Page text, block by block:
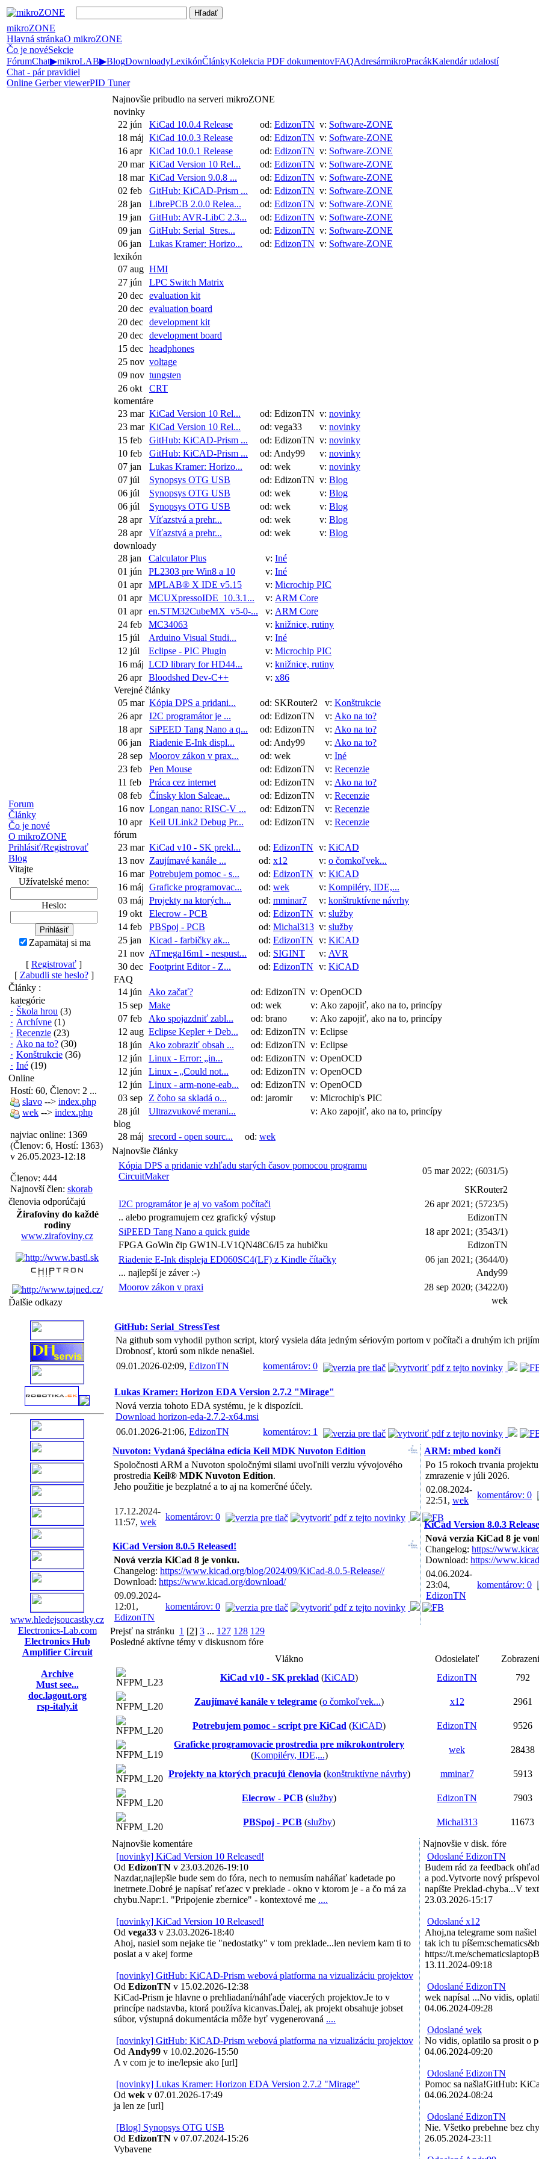
mikroZONE
Hlavná stránkaO mikroZONE
Čo je novéSekcie
FórumChat▶mikroLAB▶BlogDownloadyLexikónČlánkyKolekcia PDF dokumentovFAQAdresármikroPracákKalendár udalostí
Chat - pár pravidiel
Online Gerber viewerPID Tuner
Forum
Články
Čo je nové
O mikroZONE
Prihlásiť/Registrovať
Blog
Vitajte
Užívatelské meno:
Heslo:
Zapamätaj si ma
[ Registrovať ]
[ Zabudli ste heslo?]
Články :
kategórie
· Škola hrou (3)
· Archívne (1)
· Recenzie (23)
· Ako na to? (30)
· Konštrukcie (36)
· Iné (19)
Online
Hostí: 60, Členov: 2 ...
slavo --> index.php
wek --> index.php
najviac online: 1369
(Členov: 6, Hostí: 1363)
v 26.05.2023-12:18
Členov: 444
Najnovší člen: skorab
členovia odporúčajú
Žirafoviny do každé
rodiny
www.zirafoviny.cz
Ďalšie odkazy
www.hledejsoucastky.cz
Electronics-Lab.com
Electronics Hub
Amplifier Circuit
Archive
Must see...
doc.lagout.org
rsp-italy.it
Najnovšie pribudlo na serveri mikroZONE
novinky
22 jún
KiCad 10.0.4 Release od: EdizonTN v: Software-ZONE
18 máj KiCad 10.0.3 Release od: EdizonTN v: Software-ZONE
16 apr
KiCad 10.0.1 Release od: EdizonTN v: Software-ZONE
20 mar KiCad Version 10 Rel... od: EdizonTN v: Software-ZONE
18 mar KiCad Version 9.0.8 ... od: EdizonTN v: Software-ZONE
02 feb
GitHub: KiCAD-Prism ... od: EdizonTN v: Software-ZONE
28 jan
LibrePCB 2.0.0 Relea... od: EdizonTN v: Software-ZONE
19 jan
GitHub: AVR-LibC 2.3... od: EdizonTN v: Software-ZONE
09 jan
GitHub: Serial_Stres... od: EdizonTN v: Software-ZONE
06 jan
Lukas Kramer: Horizo... od: EdizonTN v: Software-ZONE
lexikón
07 aug HMI
27 jún
LPC Switch Matrix
20 dec evaluation kit
20 dec evaluation board
20 dec development kit
20 dec development board
15 dec headphones
25 nov voltage
09 nov tungsten
26 okt
CRT
komentáre
23 mar KiCad Version 10 Rel... od: EdizonTN v: novinky
23 mar KiCad Version 10 Rel... od: vega33 v: novinky
15 feb
GitHub: KiCAD-Prism ... od: EdizonTN v: novinky
10 feb
GitHub: KiCAD-Prism ... od: Andy99 v: novinky
07 jan
Lukas Kramer: Horizo... od: wek v: novinky
07 júl
Synopsys OTG USB od: EdizonTN v: Blog
06 júl
Synopsys OTG USB od: wek v: Blog
06 júl
Synopsys OTG USB od: wek v: Blog
28 apr
Víťazstvá a prehr... od: wek v: Blog
28 apr
Víťazstvá a prehr... od: wek v: Blog
downloady
28 jan
Calculator Plus v: Iné
01 jún
PL2303 pre Win8 a 10 v: Iné
01 apr
MPLAB® X IDE v5.15 v: Microchip PIC
01 apr
MCUXpressoIDE_10.3.1... v: ARM Core
01 apr
en.STM32CubeMX_v5-0-... v: ARM Core
24 feb
MC34063 v: knižnice, rutiny
15 júl
Arduino Visual Studi... v: Iné
12 júl
Eclipse - PIC Plugin v: Microchip PIC
16 máj LCD library for HD44... v: knižnice, rutiny
26 apr
Bloodshed Dev-C++ v: x86
Verejné články
05 mar Kópia DPS a pridani... od: SKRouter2 v: Konštrukcie
26 apr
I2C programátor je ... od: EdizonTN v: Ako na to?
18 apr
SiPEED Tang Nano a q... od: EdizonTN v: Ako na to?
06 jan
Riadenie E-Ink displ... od: Andy99 v: Ako na to?
28 sep
Moorov zákon v prax... od: wek v: Iné
23 feb
Pen Mouse od: EdizonTN v: Recenzie
11 feb
Práca cez internet od: EdizonTN v: Ako na to?
08 feb
Čínsky klon Saleae... od: EdizonTN v: Recenzie
16 nov Longan nano: RISC-V ... od: EdizonTN v: Recenzie
10 apr
Keil ULink2 Debug Pr... od: EdizonTN v: Recenzie
fórum
23 mar KiCad v10 - SK prekl... od: EdizonTN v: KiCAD
13 nov Zaujímavé kanále ... od: x12 v: o čomkoľvek...
16 mar Potrebujem pomoc - s... od: EdizonTN v: KiCAD
16 máj Graficke programovac... od: wek v: Kompiléry, IDE,...
03 máj Projekty na ktorých... od: mminar7 v: konštruktívne návrhy
19 okt
Elecrow - PCB od: EdizonTN v: služby
14 feb
PBSpoj - PCB od: Michal313 v: služby
25 jan
Kicad - farbičky ak... od: EdizonTN v: KiCAD
21 nov ATmega16m1 - nespust... od: SIGINT v: AVR
30 dec Footprint Editor - Z... od: EdizonTN v: KiCAD
FAQ
14 jún
Ako začať? od: EdizonTN v: OpenOCD
15 sep Make od: wek
v: Ako zapojiť, ako na to, princípy
07 feb
Ako spojazdniť zabl... od: brano
v: Ako zapojiť, ako na to, princípy
12 aug Eclipse Kepler + Deb... od: EdizonTN v: Eclipse
18 jún
Ako zobraziť obsah ... od: EdizonTN v: Eclipse
12 jún
Linux - Error: „in... od: EdizonTN v: OpenOCD
12 jún
Linux - „Could not... od: EdizonTN v: OpenOCD
12 jún
Linux - arm-none-eab... od: EdizonTN v: OpenOCD
03 sep
Z čoho sa skladá o... od: jaromir
v: Microchip's PIC
28 júl
Ultrazvukové merani...
v: Ako zapojiť, ako na to, princípy
blog
28 máj srecord - open sourc... od: wek
Najnovšie články
Kópia DPS a pridanie vzhľadu starých časov pomocou programu
CircuitMaker
05 mar 2022; (6031/5)
SKRouter2
I2C programátor je aj vo vašom počítači
26 apr 2021; (5723/5)
.. alebo programujem cez grafický výstup
EdizonTN
SiPEED Tang Nano a quick guide
18 apr 2021; (3543/1)
FPGA GoWin čip GW1N-LV1QN48C6/I5 za hubičku
EdizonTN
Riadenie E-Ink displeja ED060SC4(LF) z Kindle čítačky
06 jan 2021; (3644/0)
... najlepší je záver :-)
Andy99
Moorov zákon v praxi
28 sep 2020; (3422/0)
wek
GitHub: Serial_StressTest
Na github som vyhodil python script, ktorý vysiela dáta jedným sériovým portom v počítači a druhým ich
Drobnosť, ktorú som nikde nenašiel.
09.01.2026-02:09, EdizonTN komentárov: 0
Lukas Kramer: Horizon EDA Version 2.7.2 "Mirage"
Nová verzia tohoto EDA systému, je k dispozícii.
Download horizon-eda-2.7.2-x64.msi
06.01.2026-21:06, EdizonTN
komentárov: 1
Nuvoton: Vydaná špeciálna edícia Keil MDK Nuvoton Edition
Spoločnosti ARM a Nuvoton spoločnými silami uvoľnili verziu vývojového
prostredia Keil® MDK Nuvoton Edition.
Jeho použitie je bezplatné a to aj na komerčné účely.
17.12.2024-
11:57, wek
komentárov: 0
KiCad Version 8.0.5 Released!
Nová verzia KiCad 8 je vonku.
Changelog: https://www.kicad.org/blog/2024/09/KiCad-8.0.5-Release//
Download: https://www.kicad.org/download/
09.09.2024-
12:01,
EdizonTN
komentárov: 0
ARM: mbed končí
Po 15 rokoch trvania
zmrazenie v júli 2026.
02.08.2024-
22:51, wek
komentárov: 0
KiCad Version 8.0.3
Nová verzia KiCad 8 je
Changelog: https://
Download: https://
04.06.2024-
23:04,
EdizonTN
komentárov: 0
Prejsť na stránku 1 [2] 3 ... 127 128 129
Posledné aktívne témy v diskusnom fóre
Vlákno
Odosielateľ
KiCad v10 - SK preklad (KiCAD) EdizonTN 792
Zaujímavé kanále v telegrame (o čomkoľvek...) x12 2961
Potrebujem pomoc - script pre KiCad (KiCAD) EdizonTN 9526
Graficke programovacie prostredia pre mikrokontrolery
(Kompiléry, IDE,...)
wek 28438
Projekty na ktorých pracujú členovia (konštruktívne návrhy) mminar7 5913
Elecrow - PCB (služby) EdizonTN 7903
PBSpoj - PCB (služby) Michal313 11673
Kicad - farbičky ako v Altium Designer
EdizonTN
ATmega16m1 - nespustí sa SW
SIGINT 7649
Footprint Editor - Zmena vrsty skupiny elementov (KiCAD EdizonTN 9312
STM32CubeIDE compiler
pinokio
Slovo do bitky (ARM wek 13548
EdizonTN
Chyba kotla Ferroli New Elite C60 EdizonTN
KiCad v6 (KiCAD) Andy99
Free dokumenty k návrhu plošných spojov (programy CAD) EdizonTN 11691
Prehlad klonov STM32
RADIOBURZA - BLEŠÁK - RADIOAMATÉRSKÉ
SETKÁNÍ VE SVITAVÁCH 6.6.2021
predajcovia súčiastok
EdizonTN 6422
EdizonTN
LibrePCB - videokanál
EdizonTN
Najnovšie komentáre
[novinky] KiCad Version 10 Released!
Od EdizonTN v 23.03.2026-19:10
Nazdar,najlepšie bude sem do fóra, nech to nemusím naháňať kadetade po
inetrnete.Dobré je napísať reťazec v preklade - okno v ktorom je - a čo má za
chybu.Napr:1. "Pripojenie zbernice" - kontextové me ....
[novinky] KiCad Version 10 Released!
Od vega33 v 23.03.2026-18:40
Ahoj, nasiel som nejake tie "nedostatky" v tom preklade...len neviem kam ti to
poslat a v akej forme
[novinky] GitHub: KiCAD-Prism webová platforma na vizualizáciu projektov
Od EdizonTN v 15.02.2026-12:38
KiCad-Prism je hlavne o prehliadaní/náhľade viacerých projektov.Je to v
princípe nadstavba, ktorá používa kicanvas.Ďalej, ak projekt obsahuje jobset
súbor, výstupná dokumentácia môže byť vygenerovaná ....
[novinky] GitHub: KiCAD-Prism webová platforma na vizualizáciu projektov
Od Andy99 v 10.02.2026-15:50
A v com je to ine/lepsie ako [url]
[novinky] Lukas Kramer: Horizon EDA Version 2.7.2 "Mirage"
Od wek v 07.01.2026-17:49
ja len ze [url]
[Blog] Synopsys OTG USB
Od EdizonTN v 07.07.2024-15:26
Vybavene
Najnovšie v disk. fóre
Odoslané EdizonTN
Budem rád za feedback
a pod.Vytvorte nový
napíšte Preklad-chyba...V
23.03.2026-15:17
Odoslané x12
Ahoj,na telegrame som
tak ich tu
https://t.me/
13.11.2024-09:18
Odoslané EdizonTN
wek napísal ...No vidis,
04.06.2024-09:28
Odoslané wek
No vidis, oplatilo sa prosit o
04.06.2024-09:20
Odoslané EdizonTN
Pomoc sa našla!GitHub:
04.06.2024-08:24
Odoslané EdizonTN
Nie. Všetko prebehne bez
26.05.2024-23:11